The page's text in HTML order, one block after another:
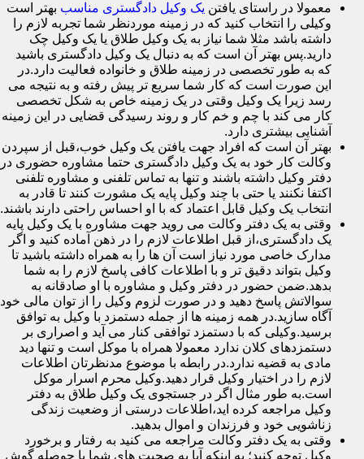
معمولا در راستای یافتن یک وکیل دادگستری مناسب بهتر است
وکیلی را انتخاب کنید که در زمینه موردنظر شما تجربه لازم را
داشته باشد مثلا شما نیاز به یک وکیل طلاق یا یک وکیل چک
دارید.پس بهتر آن است که به دنبال یک وکیل دادگستری باشید
که به طور تخصصی در زمینه طلاق و خانواده فعالیت دارد.در
این صورت است که کار شما سریع تر پیش رفته و به نتیجه می
رسد زیرا یک وکیل وقتی در یک زمینه خاص به شکل تخصصی
کار می کند با چم و خم کار و روند رسیدگی قضایی در این زمینه
آشنایی بیشتری دارد.
بهتر آن است که افراد جهت یافتن یک وکیل خوب،قبل از سپردن
وکالت کار خود به یک وکیل دادگستری حتما مشاوره حضوری در
دفتر وکیل داشته باشند و تنها به تماس تلفنی و مشاوره تلفنی
اکتفا نکنند یا حتی با چند وکیل پایه یک مشورت کنند تا قادر به
انتخاب یک وکیل قابل اعتماد که با او احساس راحتی دارند باشند.
وقتی به یک دفتر وکالت می روید جهت مشاوره با یک وکیل پایه
یک دادگستری،از قبل اطلاعات لازم را در ذهن آماده کنید و اگر
مدارک خاصی مورد نیاز است آن ها را به همراه داشته باشید تا
وکیل بتواند دقیق تر و با اطلاعات کافی پاسخ لازم را به شما
بدهد.ضمن حضور در دفتر وکیل و مشاوره با او صادقانه به
سوالاتش پاسخ دهید و در صورت لزوم وکیل را از توان مالی خود
آگاه سازید.در همه زمینه ها از جمله دستمزد با وکیل به توافق
برسید.وکیلی که با دستمزد توافقی کنار می آید و اصراری بر
دستمزدهای کلان ندارد معمولا همراه با موکل است و تنها دید
مادی به قضیه ندارد.در رابطه با موضوع مدنظرتان اطلاعات
لازم را در اختیار وکیل قرار دهید.وکیل محرم اسرار موکل
است.به طور مثال اگر در جستجوی یک وکیل طلاق به دفتر
وکیل مراجعه کرده اید،اطلاعات درستی از وضعیت زندگی
زناشویی خود و فرزندان و اموال بدهید.
وقتی به یک دفتر وکالت مراجعه می کنید به رفتار و برخورد
وکیل توجه کنید؛ به اینکه آیا به صحبت های شما با حوصله گوش